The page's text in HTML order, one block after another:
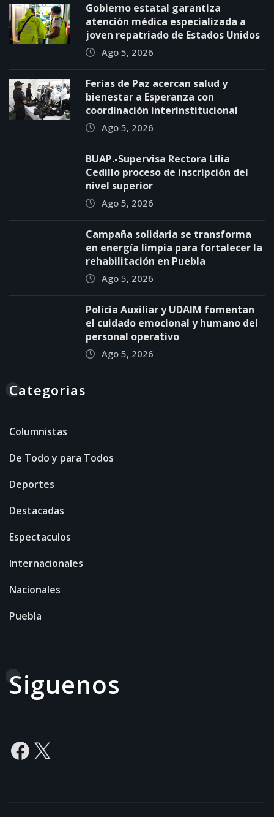
Gobierno estatal garantiza
atención médica especializada a
joven repatriado de Estados Unidos
Ago 5, 2026
Ferias de Paz acercan salud y
bienestar a Esperanza con
coordinación interinstitucional
Ago 5, 2026
BUAP.-Supervisa Rectora Lilia
Cedillo proceso de inscripción del
nivel superior
Ago 5, 2026
Campaña solidaria se transforma
en energía limpia para fortalecer la
rehabilitación en Puebla
Ago 5, 2026
Policía Auxiliar y UDAIM fomentan
el cuidado emocional y humano del
personal operativo
Ago 5, 2026
Categorias
Columnistas
De Todo y para Todos
Deportes
Destacadas
Espectaculos
Internacionales
Nacionales
Puebla
Siguenos
Facebook
X